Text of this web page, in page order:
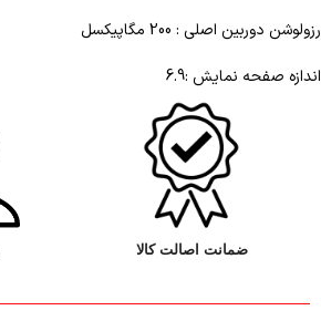
رزولوشن دوربین اصلی : 200 مگاپیکسل
اندازه صفحه نمایش :6.9
ضمانت اصالت کالا